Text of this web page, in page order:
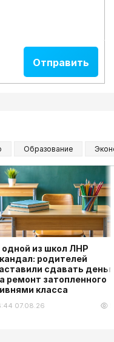
Образование
одной из школ ЛНР
родителей
сдавать
ремонт затопленного
класса
07.08.26